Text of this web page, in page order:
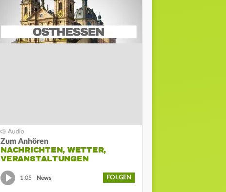
Zum Anhören
NACHRICHTEN, WETTER,
VERANSTALTUNGEN
1:05 News FOLGEN